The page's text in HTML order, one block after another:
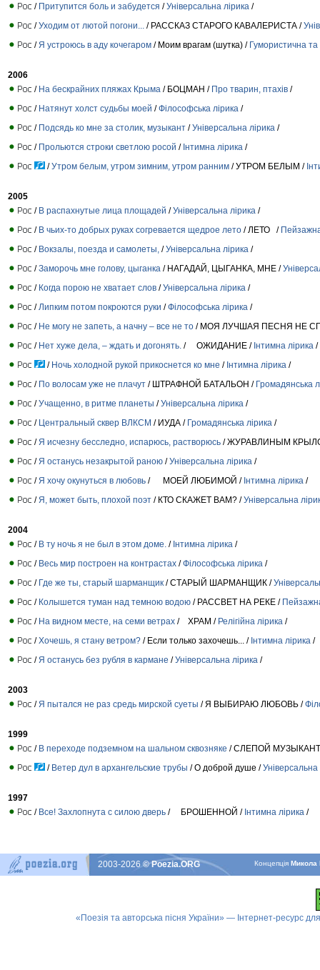
/ Притупится боль и забудется /Універсальна лірика /
/Уходим от лютой погони... / РАССКАЗ СТАРОГО КАВАЛЕРИСТА /
/ Я устроюсь в аду кочегаром / Моим врагам (шутка) / Гумористична та
2006
/ На бескрайних пляжах Крыма / БОЦМАН / Про тварин, птахів /
/ Натянут холст судьбы моей /Філософська лірика /
/ Подсядь ко мне за столик, музыкант /Універсальна лірика /
/ Прольются строки светлою росой / Інтимна лірика /
/Утром белым, утром зимним, утром ранним / УТРОМ БЕЛЫМ /
2005
/ В распахнутые лица площадей /Універсальна лірика /
/ В чьих-то добрых руках согревается щедрое лето / ЛЕТО /
/ Вокзалы, поезда и самолеты, /Універсальна лірика /
/Заморочь мне голову, цыганка / НАГАДАЙ, ЦЫГАНКА, МНЕ /
/ Когда порою не хватает слов /Універсальна лірика /
/ Липким потом покроются руки /Філософська лірика /
/ Не могу не запеть, а начну – все не то / МОЯ ЛУЧШАЯ ПЕСНЯ НЕ
/ Нет хуже дела, – ждать и догонять. / ОЖИДАНИЕ / Інтимна лірика /
/ Ночь холодной рукой прикоснется ко мне / Інтимна лірика /
/ По волосам уже не плачут / ШТРАФНОЙ БАТАЛЬОН / Громадянська
/Учащенно, в ритме планеты /Універсальна лірика /
/ Центральный сквер ВЛКСМ / ИУДА / Громадянська лірика /
/ Я исчезну бесследно, испарюсь, растворюсь / ЖУРАВЛИНЫМ
/ Я останусь незакрытой раною /Універсальна лірика /
/ Я хочу окунуться в любовь / МОЕЙ ЛЮБИМОЙ / Інтимна лірика /
/ Я, может быть, плохой поэт / КТО СКАЖЕТ ВАМ? /Універсальна
2004
/ В ту ночь я не был в этом доме. / Інтимна лірика /
/ Весь мир построен на контрастах /Філософська лірика /
/ Где же ты, старый шарманщик / СТАРЫЙ ШАРМАНЩИК /
/ Колышется туман над темною водою / РАССВЕТ НА РЕКЕ /
/ На видном месте, на семи ветрах / ХРАМ / Релігійна лірика /
/Хочешь, я стану ветром? / Если только захочешь... / Інтимна лірика /
/ Я останусь без рубля в кармане /Універсальна лірика /
2003
/ Я пытался не раз средь мирской суеты / Я ВЫБИРАЮ ЛЮБОВЬ /
1999
/ В переходе подземном на шальном сквозняке / СЛЕПОЙ
/ Ветер дул в архангельские трубы / О доброй душе /Універсальна
1997
/ Все! Захлопнута с силою дверь / БРОШЕННОЙ / Інтимна лірика /
КонцепцiяМикола
2003-2026© Poezia.ORG
«Поезія та авторська пісня України» — Інтернет-ресурс